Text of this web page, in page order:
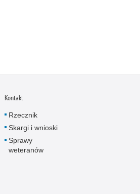
Nielegalny handel farmaceutykami
Nietrzeźwi kierujący
Nietrzeźwi opiekunowie
Nietrzeźwi pracownicy
Kontakt
Rzecznik
Skargi i wnioski
Sprawy
weteranów